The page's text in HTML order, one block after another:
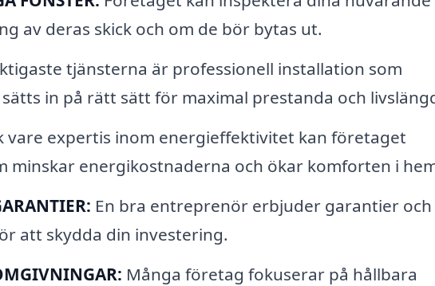
av deras skick och om de bör bytas ut.
tjänsterna är professionell installation som
in på rätt sätt för maximal prestanda och
vare expertis inom energieffektivitet kan företaget
minskar energikostnaderna och ökar komforten i
En bra entreprenör erbjuder garantier och
att skydda din investering.
Många företag fokuserar på hållbara